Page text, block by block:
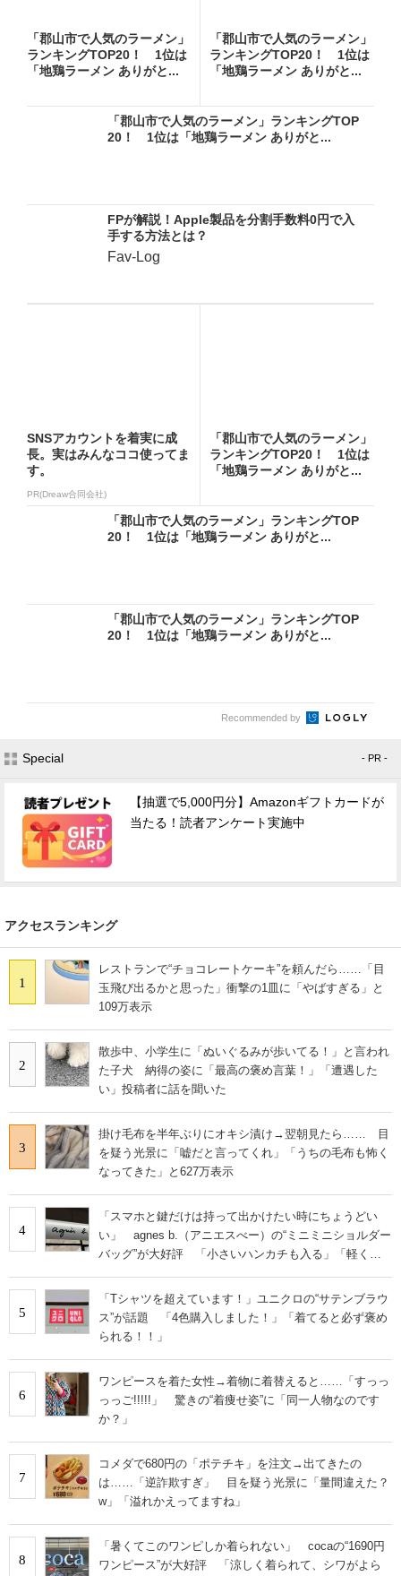
「郡山市で人気のラーメン」
ランキングTOP20！ 1位は
「地鶏ラーメン ありがと...
「郡山市で人気のラーメン」
ランキングTOP20！ 1位は
「地鶏ラーメン ありがと...
「郡山市で人気のラーメン」ランキングTOP
20！ 1位は「地鶏ラーメン ありがと...
FPが解説！Apple製品を分割手数料0円で入
手する方法とは？
Fav-Log
SNSアカウントを着実に成
長。実はみんなココ使ってま
す。
PR(Dreaw合同会社)
「郡山市で人気のラーメン」
ランキングTOP20！ 1位は
「地鶏ラーメン ありがと...
「郡山市で人気のラーメン」ランキングTOP
20！ 1位は「地鶏ラーメン ありがと...
「郡山市で人気のラーメン」ランキングTOP
20！ 1位は「地鶏ラーメン ありがと...
Recommended by
Special - PR -
【抽選で5,000円分】Amazonギフトカードが
当たる！読者アンケート実施中
アクセスランキング
1
レストランで“チョコレートケーキ”を頼んだら……「目
玉飛び出るかと思った」衝撃の1皿に「やばすぎる」と
109万表示
2
散歩中、小学生に「ぬいぐるみが歩いてる！」と言われ
た子犬 納得の姿に「最高の褒め言葉！」「遭遇した
い」投稿者に話を聞いた
3
掛け毛布を半年ぶりにオキシ漬け→翌朝見たら…… 目
を疑う光景に「嘘だと言ってくれ」「うちの毛布も怖く
なってきた」と627万表示
4
「スマホと鍵だけは持って出かけたい時にちょうどい
い」 agnes b.（アニエスべー）の“ミニミニショルダー
バッグ”が大好評 「小さいハンカチも入る」「軽くて
5
「Tシャツを超えています！」ユニクロの“サテンブラウ
ス”が話題 「4色購入しました！」「着てると必ず褒め
られる！！」
6
ワンピースを着た女性→着物に着替えると……「すっっ
っっご!!!!!」 驚きの“着痩せ姿”に「同一人物なのです
か？」
7
コメダで680円の「ポテチキ」を注文→出てきたの
は……「逆詐欺すぎ」 目を疑う光景に「量間違えた？
w」「溢れかえってますね」
8
「暑くてこのワンピしか着られない」 cocaの“1690円
ワンピース”が大好評 「涼しく着られて、シワがよら